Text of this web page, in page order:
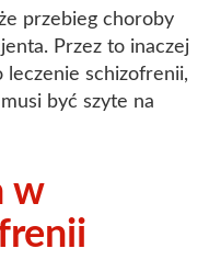
przebieg choroby
Przez to inaczej
leczenie schizofrenii,
być szyte na
w